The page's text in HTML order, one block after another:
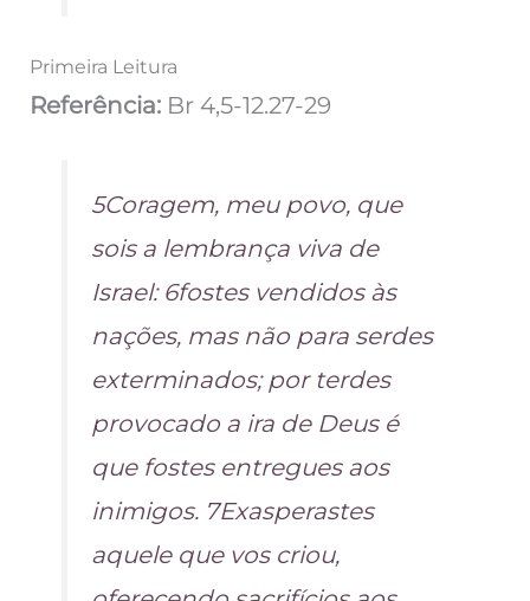
Primeira Leitura
Referência: Br 4,5-12.27-29
5Coragem, meu povo, que
sois a lembrança viva de
Israel: 6fostes vendidos às
nações, mas não para serdes
exterminados; por terdes
provocado a ira de Deus é
que fostes entregues aos
inimigos. 7Exasperastes
aquele que vos criou,